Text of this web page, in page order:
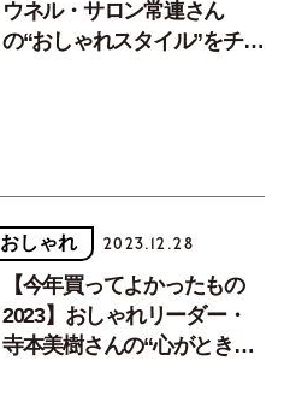
ウネル・サロン常連さん
の“おしゃれスタイル”をチェ
おしゃれ 2023.12.28
【今年買ってよかったもの
2023】おしゃれリーダー・
寺本美樹さんの“心がときめ